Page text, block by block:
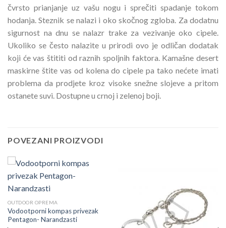
čvrsto prianjanje uz vašu nogu i sprečiti spadanje tokom
hodanja. Steznik se nalazi i oko skočnog zgloba. Za dodatnu
sigurnost na dnu se nalazr trake za vezivanje oko cipele.
Ukoliko se često nalazite u prirodi ovo je odličan dodatak
koji će vas štititi od raznih spoljnih faktora. Kamašne desert
maskirne štite vas od kolena do cipele pa tako nećete imati
problema da prodjete kroz visoke snežne slojeve a pritom
ostanete suvi. Dostupne u crnoj i zelenoj boji.
POVEZANI PROIZVODI
OUTDOOR OPREMA
Vodootporni kompas privezak
Pentagon- Narandzasti